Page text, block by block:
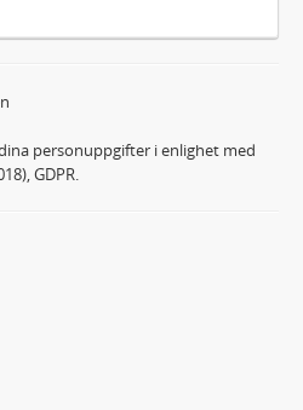
personuppgifter i enlighet med
GDPR.